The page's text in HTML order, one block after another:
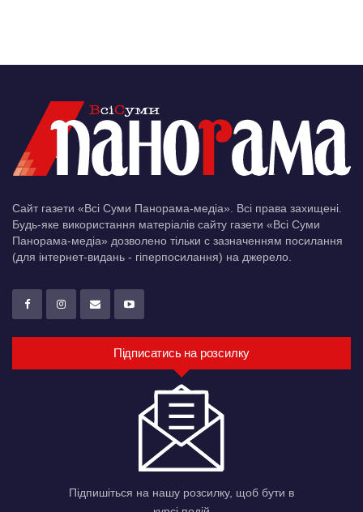
Сайт газети «Всі Суми Панорама-медіа». Всі права захищені.
Будь-яке використання матеріалів сайту газети «Всі Суми
Панорама-медіа» дозволено тільки c зазначенням посилання
(для інтернет-видань - гіперпосилання) на джерело.
Підписатись на розсилку
Підпишіться на нашу розсилку, щоб бути в